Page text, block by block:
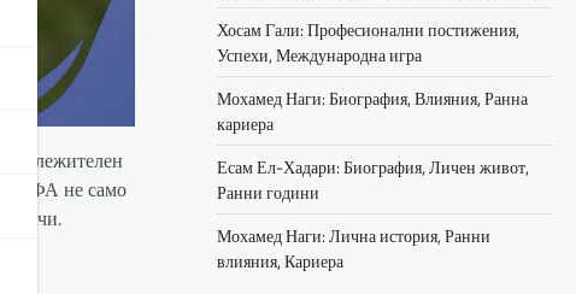
ФИФА не само
Хосам Гали: Професионални постижения,
Успехи, Международна игра
Мохамед Наги: Биография, Влияния, Ранна
кариера
Есам Ел-Хадари: Биография, Личен живот,
Ранни години
Мохамед Наги: Лична история, Ранни
влияния, Кариера